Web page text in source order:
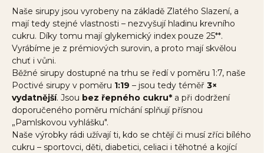
Naše sirupy jsou vyrobeny na základě Zlatého Slazení, a
mají tedy stejné vlastnosti – nezvyšují hladinu krevního
cukru. Díky tomu mají glykemický index pouze 25**.
Vyrábíme je z prémiových surovin, a proto mají skvělou
chuť i vůni.
Běžné sirupy dostupné na trhu se ředí v poměru 1:7, naše
Poctivé sirupy v poměru 1:19 – jsou tedy téměř 3×
vydatnější. Jsou bez řepného cukru* a při dodržení
doporučeného poměru míchání splňují přísnou
„Pamlskovou vyhlášku".
Naše výrobky rádi užívají ti, kdo se chtějí či musí zříci bílého
cukru – sportovci, děti, diabetici, celiaci i těhotné a kojící